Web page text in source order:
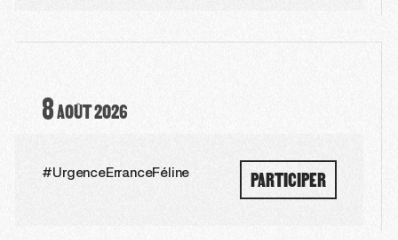
8AOÛT2026
#UrgenceErranceFéline PARTICIPER